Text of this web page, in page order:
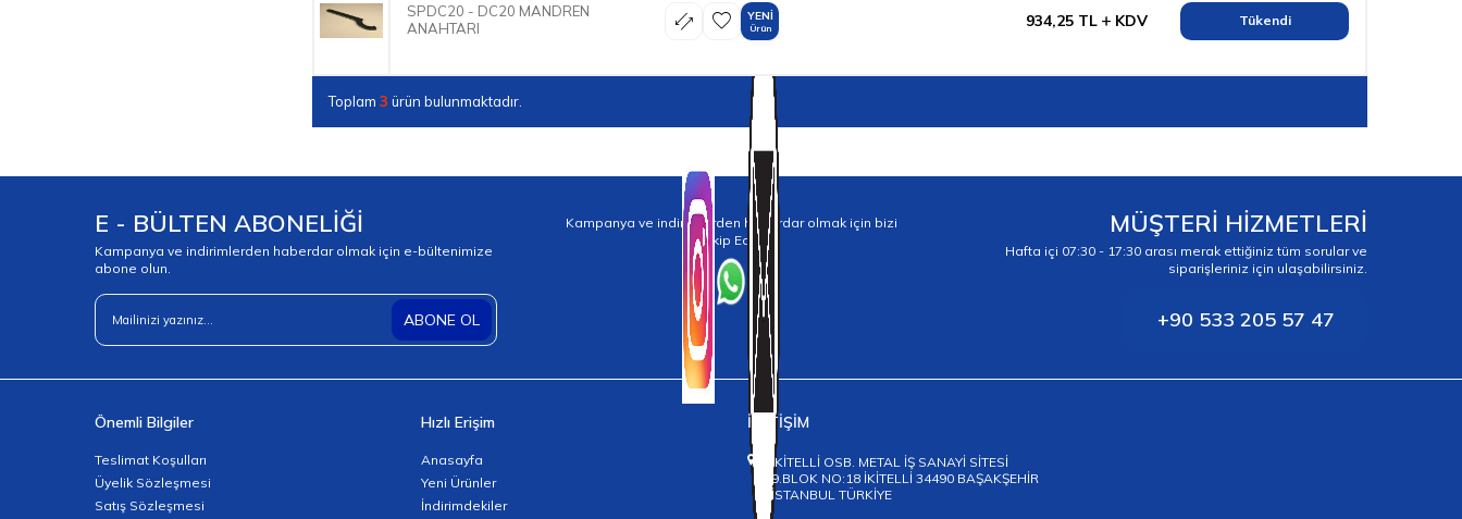
SPDC20 - DC20 MANDREN
ANAHTARI
YENI
Ürün 934,25 TL KDV Tükendi
Toplam 3 ürün bulunmaktadır.
E - BÜLTEN ABONELİĞİ
Kampanya ve indirimlerden haberdar olmak için e-bültenimize
abone olun.
ABONE OL
Kampanya ve indirimlerden haberdar olmak için bizi
Takip Edin!
MÜŞTERİ HİZMETLERİ
Hafta içi 07:30 - 17:30 arası merak ettiğiniz tüm sorular ve
siparişleriniz için ulaşabilirsiniz.
+90 533 205 57 47
Önemli Bilgiler
Teslimat Koşulları
Üyelik Sözleşmesi
Satış Sözleşmesi
Hızlı Erişim
Anasayfa
Yeni Ürünler
İndirimdekiler
İLETİŞİM
İKİTELLİ OSB. METAL İŞ SANAYİ SİTESİ
9.BLOK NO:18 İKİTELLİ 34490 BAŞAKŞEHİR
İSTANBUL TÜRKİYE